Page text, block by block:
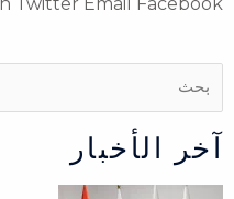
آخر الأخبار